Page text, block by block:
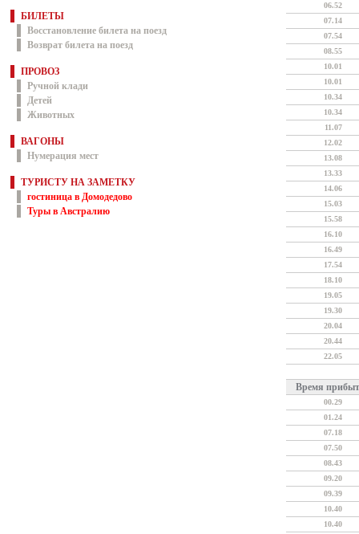
БИЛЕТЫ
Восстановление билета на поезд
Возврат билета на поезд
ПРОВОЗ
Ручной клади
Детей
Животных
ВАГОНЫ
Нумерация мест
ТУРИСТУ НА ЗАМЕТКУ
гостиница в Домодедово
Туры в Австралию
06.52
07.14
07.54
08.55
10.01
10.01
10.34
10.34
11.07
12.02
13.08
13.33
14.06
15.03
15.58
16.10
16.49
17.54
18.10
19.05
19.30
20.04
20.44
22.05
Время
00.29
01.24
07.18
07.50
08.43
09.20
09.39
10.40
10.40